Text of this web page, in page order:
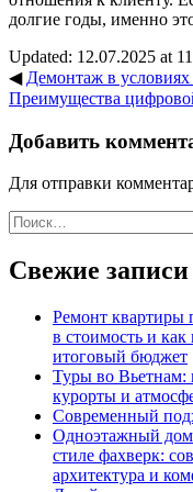
долгие годы, именно
Updated: 12.07.2025 at
◀ Демонтаж в условиях
Преимущества
Добавить
Для отправки
Найти:
Свежие записи
Ремонт квартиры
в стоимость и
итоговый бюджет
Туры во
курорты и
Современный
Одноэтажный
стиле фахверк:
архитектура и